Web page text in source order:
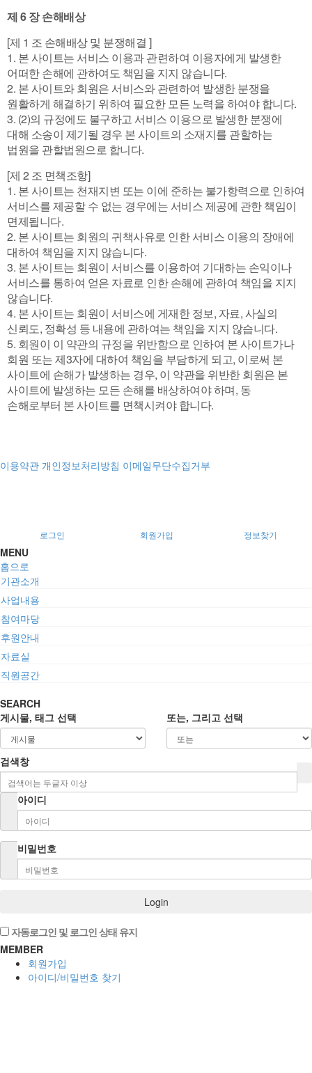
제 6 장 손해배상
[제 1 조 손해배상 및 분쟁해결 ]
1. 본 사이트는 서비스 이용과 관련하여 이용자에게 발생한
어떠한 손해에 관하여도 책임을 지지 않습니다.
2. 본 사이트와 회원은 서비스와 관련하여 발생한 분쟁을
원활하게 해결하기 위하여 필요한 모든 노력을 하여야 합니다.
3. (2)의 규정에도 불구하고 서비스 이용으로 발생한 분쟁에
대해 소송이 제기될 경우 본 사이트의 소재지를 관할하는
법원을 관할법원으로 합니다.
[제 2 조 면책조항]
1. 본 사이트는 천재지변 또는 이에 준하는 불가항력으로 인하여
서비스를 제공할 수 없는 경우에는 서비스 제공에 관한 책임이
면제됩니다.
2. 본 사이트는 회원의 귀책사유로 인한 서비스 이용의 장애에
대하여 책임을 지지 않습니다.
3. 본 사이트는 회원이 서비스를 이용하여 기대하는 손익이나
서비스를 통하여 얻은 자료로 인한 손해에 관하여 책임을 지지
않습니다.
4. 본 사이트는 회원이 서비스에 게재한 정보, 자료, 사실의
신뢰도, 정확성 등 내용에 관하여는 책임을 지지 않습니다.
5. 회원이 이 약관의 규정을 위반함으로 인하여 본 사이트가나
회원 또는 제3자에 대하여 책임을 부담하게 되고, 이로써 본
사이트에 손해가 발생하는 경우, 이 약관을 위반한 회원은 본
사이트에 발생하는 모든 손해를 배상하여야 하며, 동
손해로부터 본 사이트를 면책시켜야 합니다.
이용약관 개인정보처리방침 이메일무단수집거부
로그인 회원가입 정보찾기
MENU
홈으로
기관소개
사업내용
참여마당
후원안내
자료실
직원공간
SEARCH
게시물, 태그 선택
또는, 그리고 선택
검색창
아이디
비밀번호
Login
자동로그인 및 로그인 상태 유지
MEMBER
회원가입
아이디/비밀번호 찾기